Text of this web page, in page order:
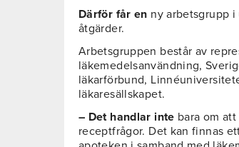
Därför får en ny arbetsgrupp
åtgärder.
Arbetsgruppen består av
läkemedelsanvändning,
läkarförbund,
läkaresällskapet.
– Det handlar inte bara om
receptfrågor. Det kan finnas